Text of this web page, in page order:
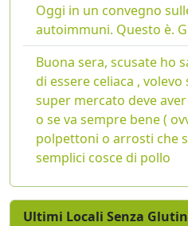
Oggi in un convegno
autoimmuni. Questo è.
Buona sera, scusate ho
di essere celiaca ,
super mercato deve
o se va sempre bene (
polpettoni o arrosti che
semplici cosce di pollo
Ultimi Locali Senza